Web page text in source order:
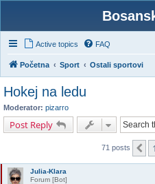
Active topics FAQ
Početna Sport Ostali sportovi
Hokej na ledu
Moderator: pizarro
Post Reply
71 posts 1
Julia-Klara
Forum [Bot]